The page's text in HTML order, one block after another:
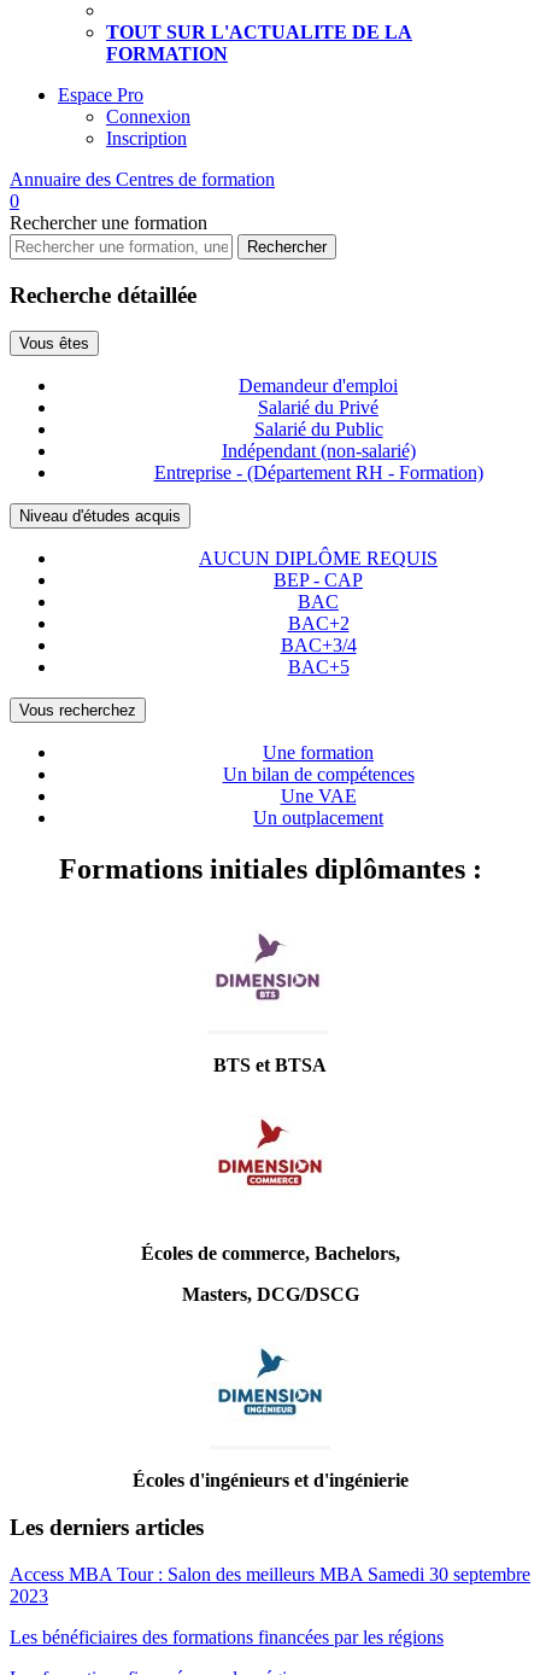
TOUT SUR L'ACTUALITE DE LA
FORMATION
Espace Pro
Connexion
Inscription
Annuaire des Centres de formation
0
Rechercherune formation
Rechercher
Recherche détaillée
Vous êtes
Demandeur d'emploi
Salarié du Privé
Salarié du Public
Indépendant (non-salarié)
Entreprise - (Département RH - Formation)
Niveau d'études acquis
AUCUN DIPLÔME REQUIS
BEP - CAP
BAC
BAC+2
BAC+3/4
BAC+5
Vous recherchez
Une formation
Un bilan de compétences
Une VAE
Un outplacement
Formations initiales diplômantes :
BTS et BTSA
Écoles de commerce, Bachelors,
Masters, DCG/DSCG
Écoles d'ingénieurs et d'ingénierie
Les derniers articles
Access MBA Tour : Salon des meilleurs MBA Samedi 30 septembre
2023
Les bénéficiaires des formations financées par les régions